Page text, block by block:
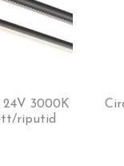
24V 3000K
riputid